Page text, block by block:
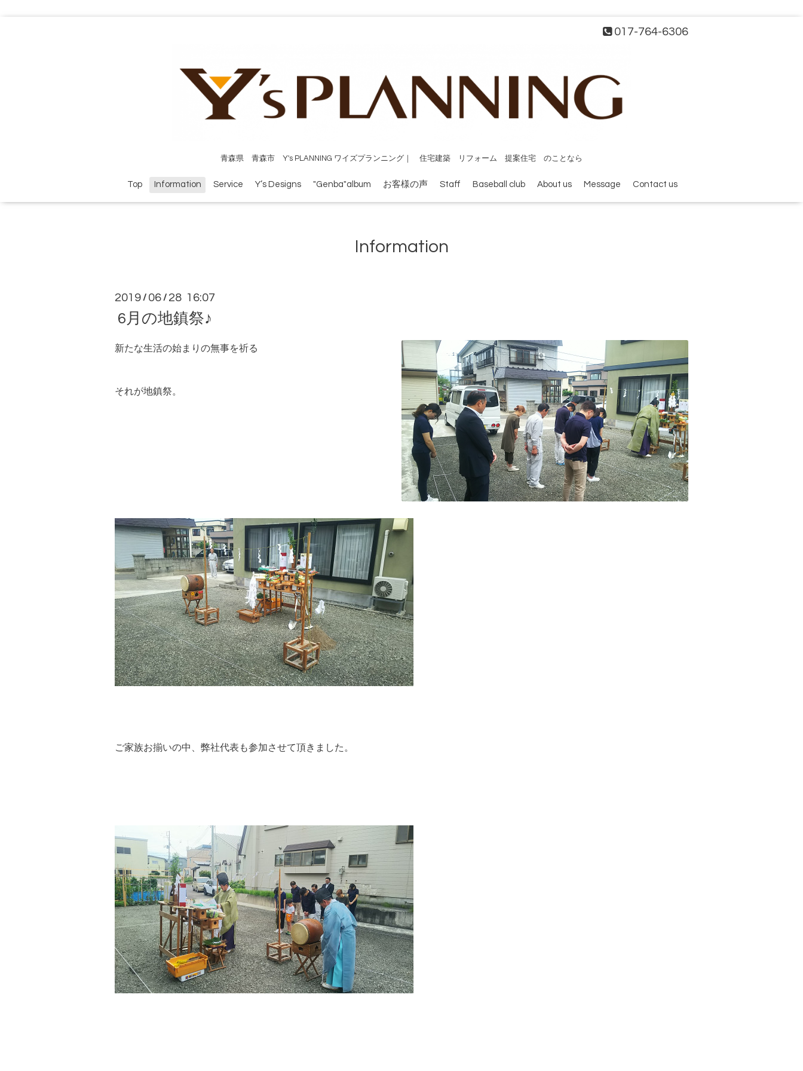
017-764-6306
青森県 青森市 Y's PLANNING ワイズプランニング｜ 住宅建築 リフォーム 提案住宅 のことなら
Top Information Service Y’s Designs "Genba"album お客様の声 Staff Baseball club About us Message Contact us
Information
2019 / 06 / 28 16:07
6月の地鎮祭♪
新たな生活の始まりの無事を祈る
それが地鎮祭。
ご家族お揃いの中、弊社代表も参加させて頂きました。